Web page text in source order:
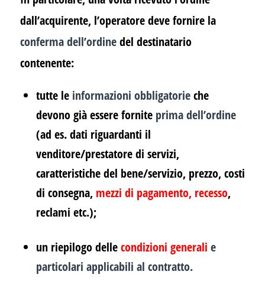
dall’acquirente, l’operatore deve fornire la
conferma dell’ordinedel destinatario
contenente:
tutte le informazioni obbligatorieche
devono già essere fornite prima dell’ordine
(ad es. dati riguardanti il
venditore/prestatore di servizi,
caratteristiche del bene/servizio, prezzo, costi
di consegna, mezzi di pagamento, recesso,
reclami etc.);
un riepilogo dellecondizioni generali e
particolari applicabili al contratto.